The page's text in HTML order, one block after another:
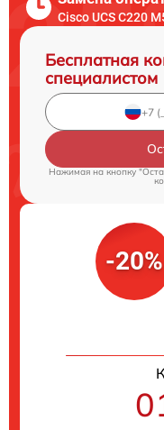
Cisco UCS C220
Бесплатная
специалистом
Нажимая на кнопку
-20%